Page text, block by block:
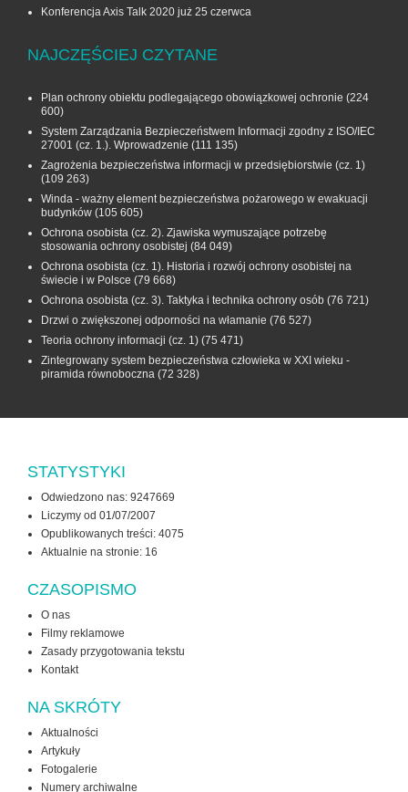
Konferencja Axis Talk 2020 już 25 czerwca
NAJCZĘŚCIEJ CZYTANE
Plan ochrony obiektu podlegającego obowiązkowej ochronie (224
600)
System Zarządzania Bezpieczeństwem Informacji zgodny z ISO/IEC
27001 (cz. 1.). Wprowadzenie (111 135)
Zagrożenia bezpieczeństwa informacji w przedsiębiorstwie (cz. 1)
(109 263)
Winda - ważny element bezpieczeństwa pożarowego w ewakuacji
budynków (105 605)
Ochrona osobista (cz. 2). Zjawiska wymuszające potrzebę
stosowania ochrony osobistej (84 049)
Ochrona osobista (cz. 1). Historia i rozwój ochrony osobistej na
świecie i w Polsce (79 668)
Ochrona osobista (cz. 3). Taktyka i technika ochrony osób (76 721)
Drzwi o zwiększonej odporności na włamanie (76 527)
Teoria ochrony informacji (cz. 1) (75 471)
Zintegrowany system bezpieczeństwa człowieka w XXI wieku -
piramida równoboczna (72 328)
STATYSTYKI
Odwiedzono nas: 9247669
Liczymy od 01/07/2007
Opublikowanych treści: 4075
Aktualnie na stronie: 16
CZASOPISMO
O nas
Filmy reklamowe
Zasady przygotowania tekstu
Kontakt
NA SKRÓTY
Aktualności
Artykuły
Fotogalerie
Numery archiwalne